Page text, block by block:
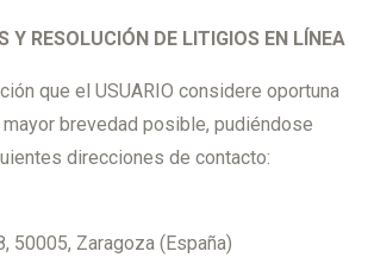
Y RESOLUCIÓN DE LITIGIOS EN LÍNEA
que el USUARIO considere oportuna
brevedad posible, pudiéndose
direcciones de contacto:
50005, Zaragoza (España)